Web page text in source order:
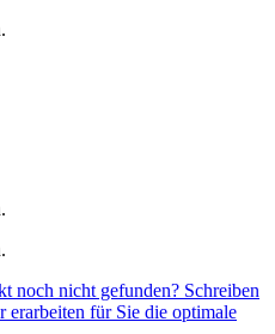
noch nicht gefunden? Schreiben
erarbeiten für Sie die optimale